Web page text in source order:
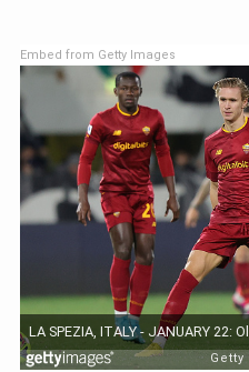
Embed from Getty Images